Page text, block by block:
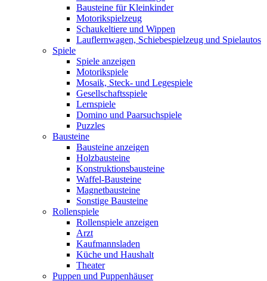
Bausteine für Kleinkinder
Motorikspielzeug
Schaukeltiere und Wippen
Lauflernwagen, Schiebespielzeug und Spielautos
Spiele
Spiele anzeigen
Motorikspiele
Mosaik, Steck- und Legespiele
Gesellschaftsspiele
Lernspiele
Domino und Paarsuchspiele
Puzzles
Bausteine
Bausteine anzeigen
Holzbausteine
Konstruktionsbausteine
Waffel-Bausteine
Magnetbausteine
Sonstige Bausteine
Rollenspiele
Rollenspiele anzeigen
Arzt
Kaufmannsladen
Küche und Haushalt
Theater
Puppen und Puppenhäuser